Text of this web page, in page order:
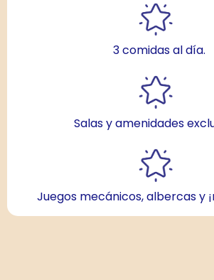
3 comidas al día.
Salas y amenidades
Juegos mecánicos, albercas y